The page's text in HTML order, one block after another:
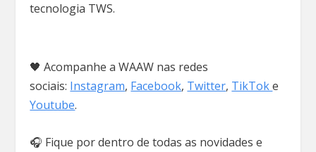
tecnologia TWS.
🖤 Acompanhe a WAAW nas redes
sociais: Instagram, Facebook, Twitter, TikToke
Youtube.
🎧 Fique por dentro de todas as novidades e